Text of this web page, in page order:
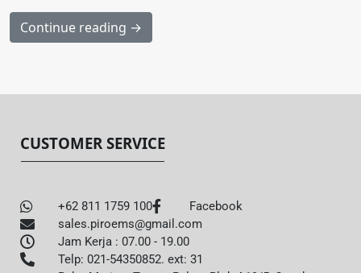
Continue reading →
CUSTOMER SERVICE
+62 811 1759 100
Facebook
sales.piroems@gmail.com
Jam Kerja : 07.00 - 19.00
Telp: 021-54350852. ext: 31